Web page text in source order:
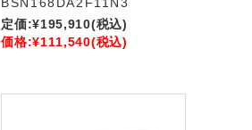
定価:¥195,910(税込)
価格:¥111,540(税込)